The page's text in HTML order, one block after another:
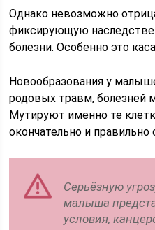
Однако невозможно
фиксирующую
болезни. Особенно это
Новообразования у
родовых травм, болезней
Мутируют именно те
окончательно и
Серьёзную
малыша
условия,